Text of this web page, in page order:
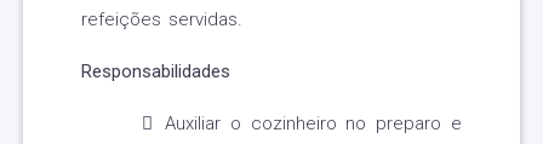
refeições servidas.
Responsabilidades
Auxiliar o cozinheiro no preparo e